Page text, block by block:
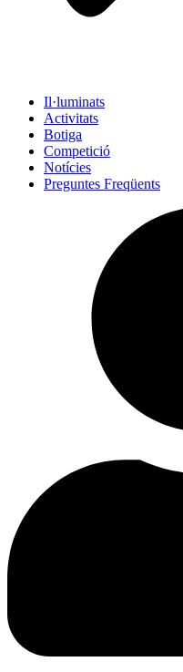
Il·luminats
Activitats
Botiga
Competició
Notícies
Preguntes Freqüents